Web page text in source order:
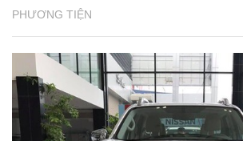
PHƯƠNG TIỆN